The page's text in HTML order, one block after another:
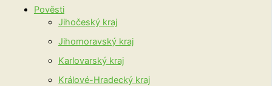
Pověsti
Jihočeský kraj
Jihomoravský kraj
Karlovarský kraj
Králové-Hradecký kraj